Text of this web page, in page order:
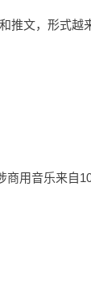
推文，形式越
商用音乐来自